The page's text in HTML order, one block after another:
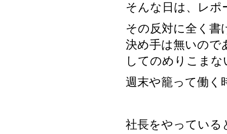
そんな日は、レポ
その反対に全く
決め手は無いので
してのめりこま
週末や籠って働く
社長をやっている